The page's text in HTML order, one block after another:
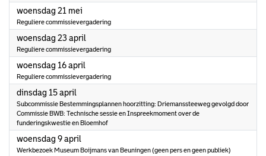
woensdag 21 mei
Reguliere commissievergadering
woensdag 23 april
Reguliere commissievergadering
woensdag 16 april
Reguliere commissievergadering
dinsdag 15 april
Subcommissie Bestemmingsplannen hoorzitting: Driemanssteeweg gevolgd door
Commissie BWB: Technische sessie en Inspreekmoment over de
funderingskwestie en Bloemhof
woensdag 9 april
Werkbezoek Museum Boijmans van Beuningen (geen pers en geen publiek)